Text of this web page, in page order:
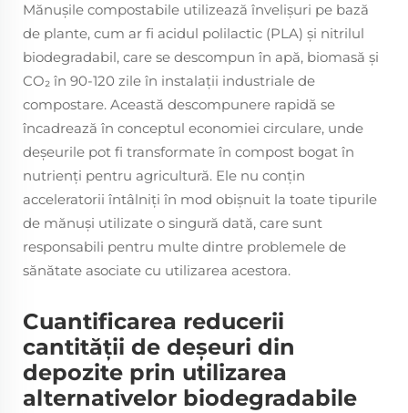
Mănușile compostabile utilizează învelișuri pe bază
de plante, cum ar fi acidul polilactic (PLA) și nitrilul
biodegradabil, care se descompun în apă, biomasă și
CO₂ în 90-120 zile în instalații industriale de
compostare. Această descompunere rapidă se
încadrează în conceptul economiei circulare, unde
deșeurile pot fi transformate în compost bogat în
nutrienți pentru agricultură. Ele nu conțin
acceleratorii întâlniți în mod obișnuit la toate tipurile
de mănuși utilizate o singură dată, care sunt
responsabili pentru multe dintre problemele de
sănătate asociate cu utilizarea acestora.
Cuantificarea reducerii
cantității de deșeuri din
depozite prin utilizarea
alternativelor biodegradabile